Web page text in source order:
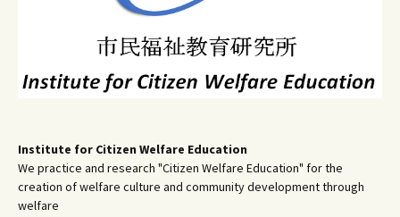
Institute for Citizen Welfare Education
We practice and research "Citizen Welfare Education" for the
creation of welfare culture and community development through
welfare